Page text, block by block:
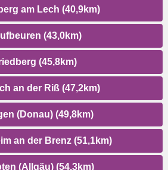
am Lech (40,9km)
(43,0km)
(45,8km)
an der Riß (47,2km)
(Donau) (49,8km)
an der Brenz (51,1km)
(Allgäu) (54,3km)